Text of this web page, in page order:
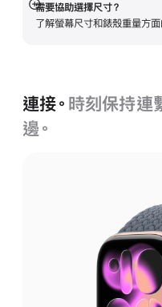
需要協助選擇尺寸？
了解螢幕尺寸和錶殼重量方面
顯
示
連接。 時刻保持連
邊。